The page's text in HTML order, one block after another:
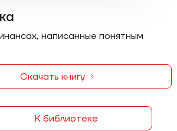
написанные понятным
Скачать книгу
К библиотеке